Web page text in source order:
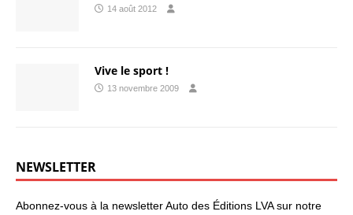
14 août 2012
Vive le sport !
13 novembre 2009
NEWSLETTER
Abonnez-vous à la newsletter Auto des Éditions LVA sur notre